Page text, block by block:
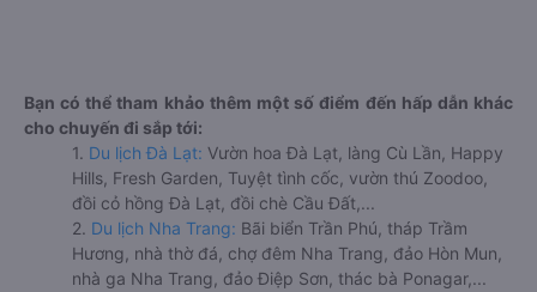
Bạn có thể tham khảo thêm một số điểm đến hấp dẫn khác
cho chuyến đi sắp tới:
1. Du lịch Đà Lạt: Vườn hoa Đà Lạt, làng Cù Lần, Happy
Hills, Fresh Garden, Tuyệt tình cốc, vườn thú Zoodoo,
đồi cỏ hồng Đà Lạt, đồi chè Cầu Đất,...
2. Du lịch Nha Trang: Bãi biển Trần Phú, tháp Trầm
Hương, nhà thờ đá, chợ đêm Nha Trang, đảo Hòn Mun,
nhà ga Nha Trang, đảo Điệp Sơn, thác bà Ponagar,...